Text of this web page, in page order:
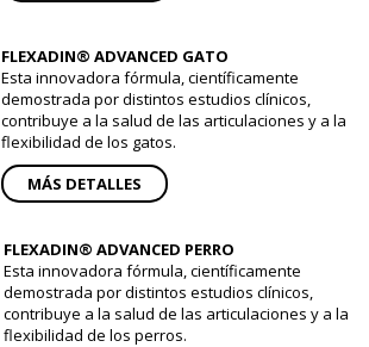
FLEXADIN® ADVANCED GATO
Esta innovadora fórmula, científicamente
demostrada por distintos estudios clínicos,
contribuye a la salud de las articulaciones y a la
flexibilidad de los gatos.
MÁS DETALLES
FLEXADIN® ADVANCED PERRO
Esta innovadora fórmula, científicamente
demostrada por distintos estudios clínicos,
contribuye a la salud de las articulaciones y a la
flexibilidad de los perros.